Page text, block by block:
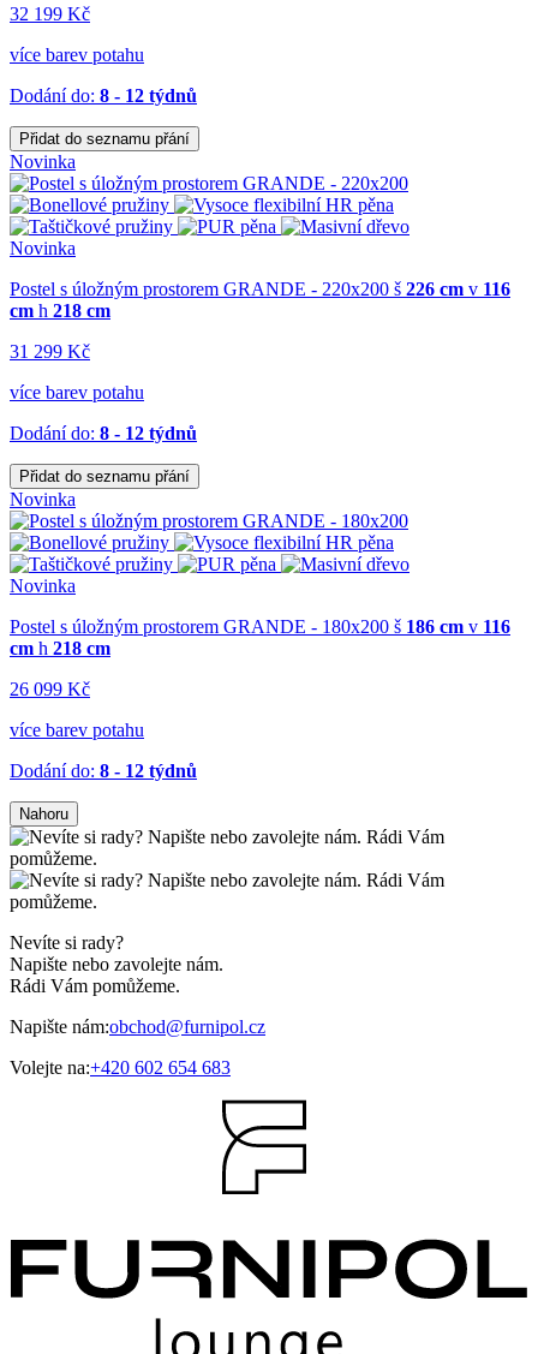
32 199 Kč
více barev potahu
Dodání do: 8 - 12 týdnů
Přidat do seznamu přání
Novinka
Novinka
Postel s úložným prostorem GRANDE - 220x200 š 226 cm v 116
cm h 218 cm
31 299 Kč
více barev potahu
Dodání do: 8 - 12 týdnů
Přidat do seznamu přání
Novinka
Novinka
Postel s úložným prostorem GRANDE - 180x200 š 186 cm v 116
cm h 218 cm
26 099 Kč
více barev potahu
Dodání do: 8 - 12 týdnů
Nahoru
Nevíte si rady?
Napište nebo zavolejte nám.
Rádi Vám pomůžeme.
Napište nám:obchod@furnipol.cz
Volejte na:+420 602 654 683